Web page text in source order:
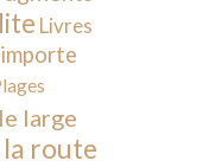
Livres
large
route